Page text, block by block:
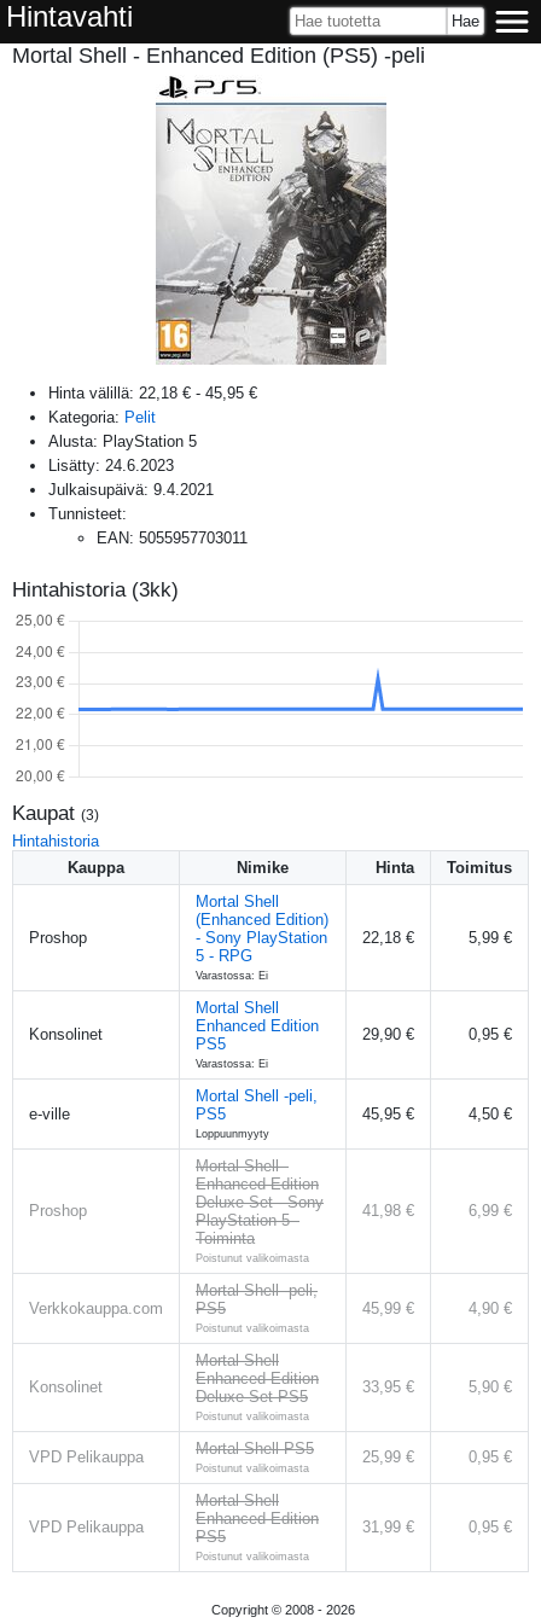
Hintavahti
Mortal Shell - Enhanced Edition (PS5) -peli
Hinta välillä: 22,18 € - 45,95 €
Kategoria: Pelit
Alusta: PlayStation 5
Lisätty: 24.6.2023
Julkaisupäivä: 9.4.2021
Tunnisteet:
EAN: 5055957703011
Hintahistoria (3kk)
Kaupat (3)
Hintahistoria
Kauppa
Nimike Hinta Toimitus
Proshop
Mortal Shell
(Enhanced Edition)
- Sony PlayStation
5 - RPG
Varastossa: Ei
22,18 € 5,99 €
Konsolinet
Mortal Shell
Enhanced Edition
PS5
Varastossa: Ei
29,90 € 0,95 €
e-ville
Mortal Shell -peli,
PS5
Loppuunmyyty
45,95 € 4,50 €
Proshop
Mortal Shell -
Enhanced Edition
Deluxe Set - Sony
PlayStation 5 -
Toiminta
Poistunut valikoimasta
41,98 € 6,99 €
Verkkokauppa.com
Mortal Shell -peli,
PS5
Poistunut valikoimasta
45,99 € 4,90 €
Konsolinet
Mortal Shell
Enhanced Edition
Deluxe Set PS5
Poistunut valikoimasta
33,95 € 5,90 €
VPD Pelikauppa Mortal Shell PS5
Poistunut valikoimasta
25,99 € 0,95 €
VPD Pelikauppa
Mortal Shell
Enhanced Edition
PS5
Poistunut valikoimasta
31,99 € 0,95 €
Copyright © 2008 - 2026